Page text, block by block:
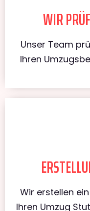
WIR
Unser Team
Ihren
Wir erstellen
Ihren Umzug